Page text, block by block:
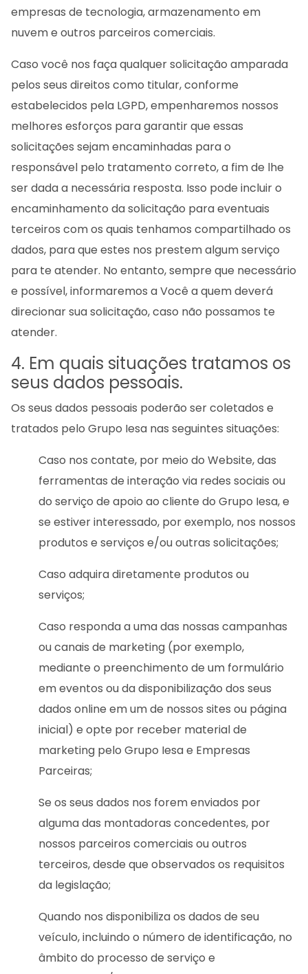
empresas de tecnologia, armazenamento em
nuvem e outros parceiros comerciais.
Caso você nos faça qualquer solicitação amparada
pelos seus direitos como titular, conforme
estabelecidos pela LGPD, empenharemos nossos
melhores esforços para garantir que essas
solicitações sejam encaminhadas para o
responsável pelo tratamento correto, a fim de lhe
ser dada a necessária resposta. Isso pode incluir o
encaminhamento da solicitação para eventuais
terceiros com os quais tenhamos compartilhado os
dados, para que estes nos prestem algum serviço
para te atender. No entanto, sempre que necessário
e possível, informaremos a Você a quem deverá
direcionar sua solicitação, caso não possamos te
atender.
4. Em quais situações tratamos os
seus dados pessoais.
Os seus dados pessoais poderão ser coletados e
tratados pelo Grupo Iesa nas seguintes situações:
Caso nos contate, por meio do Website, das
ferramentas de interação via redes sociais ou
do serviço de apoio ao cliente do Grupo Iesa, e
se estiver interessado, por exemplo, nos nossos
produtos e serviços e/ou outras solicitações;
Caso adquira diretamente produtos ou
serviços;
Caso responda a uma das nossas campanhas
ou canais de marketing (por exemplo,
mediante o preenchimento de um formulário
em eventos ou da disponibilização dos seus
dados online em um de nossos sites ou página
inicial) e opte por receber material de
marketing pelo Grupo Iesa e Empresas
Parceiras;
Se os seus dados nos forem enviados por
alguma das montadoras concedentes, por
nossos parceiros comerciais ou outros
terceiros, desde que observados os requisitos
da legislação;
Quando nos disponibiliza os dados de seu
veículo, incluindo o número de identificação, no
âmbito do processo de serviço e